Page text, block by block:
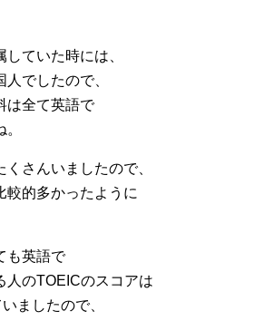
ていた時には、
でしたので、
は全て英語で
さんいましたので、
較的多かったように
も英語で
人のTOEICのスコアは
ましたので、